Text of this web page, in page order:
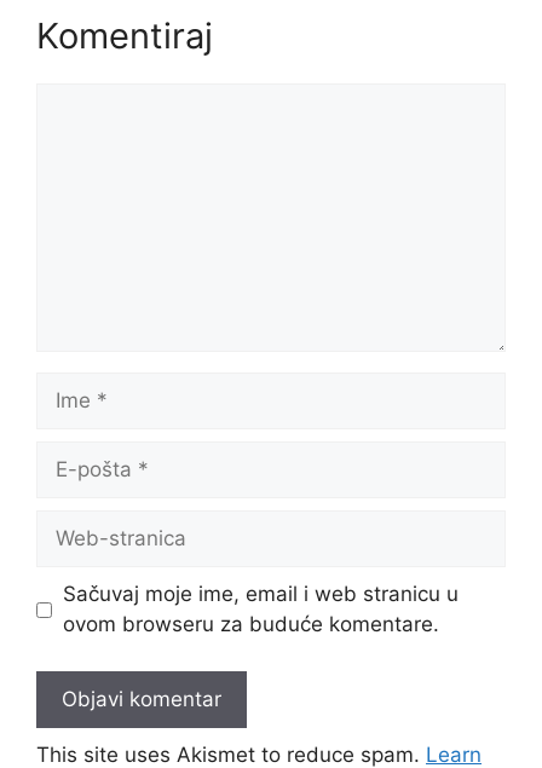
Komentiraj
Ime
pošta
Web-
Sačuvaj moje ime, email i web stranicu u
ovom browseru za buduće komentare.
This site uses Akismet to reduce spam. Learn